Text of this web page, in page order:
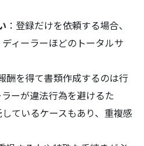
：登録だけを依頼する場合、
ィーラーほどのトータルサ
酬を得て書類作成するのは行
ーが違法行為を避けるた
ているケースもあり、重複感